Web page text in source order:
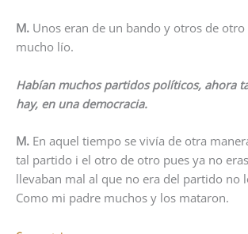
M. Unos eran de un bando y otros de otro
mucho lío.
Habían muchos partidos políticos, ahora
hay, en una democracia.
M. En aquel tiempo se vivía de otra
tal partido i el otro de otro pues ya no
llevaban mal al que no era del partido no
Como mi padre muchos y los mataron.